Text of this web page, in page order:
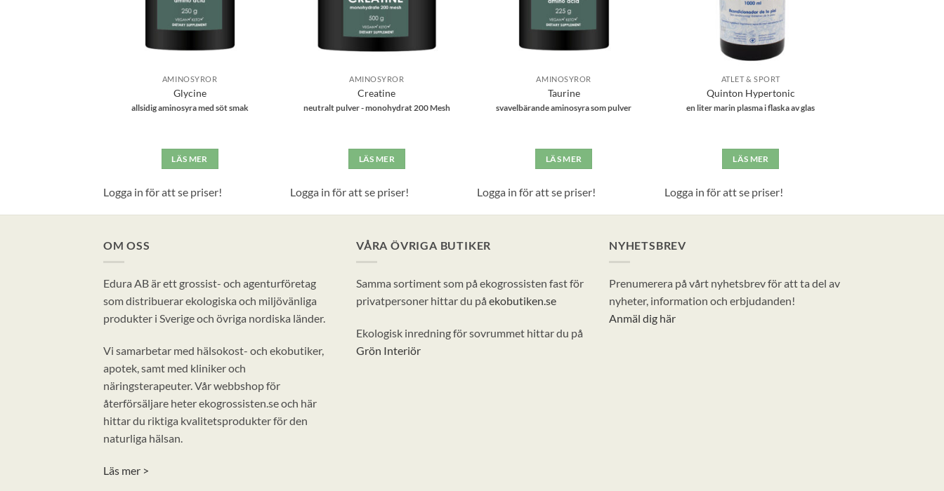
AMINOSYROR
Glycine
allsidig aminosyra med söt smak
LÄS MER
Logga in för att se priser!
AMINOSYROR
Creatine
neutralt pulver - monohydrat 200 Mesh
LÄS MER
Logga in för att se priser!
AMINOSYROR
Taurine
svavelbärande aminosyra som pulver
LÄS MER
Logga in för att se priser!
ATLET & SPORT
Quinton Hypertonic
en liter marin plasma i flaska av glas
LÄS MER
Logga in för att se priser!
OM OSS
Edura AB är ett grossist- och agenturföretag
som distribuerar ekologiska och miljövänliga
produkter i Sverige och övriga nordiska länder.
Vi samarbetar med hälsokost- och ekobutiker,
apotek, samt med kliniker och
näringsterapeuter. Vår webbshop för
återförsäljare heter ekogrossisten.se och här
hittar du riktiga kvalitetsprodukter för den
naturliga hälsan.
Läs mer >
VÅRA ÖVRIGA BUTIKER
Samma sortiment som på ekogrossisten fast för
privatpersoner hittar du på ekobutiken.se
Ekologisk inredning för sovrummet hittar du på
Grön Interiör
NYHETSBREV
Prenumerera på vårt nyhetsbrev för att ta del av
nyheter, information och erbjudanden!
Anmäl dig här